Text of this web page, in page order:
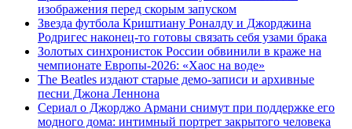
изображения перед скорым запуском
Звезда футбола Криштиану Роналду и Джорджина
Родригес наконец-то готовы связать себя узами брака
Золотых синхронисток России обвинили в краже на
чемпионате Европы-2026: «Хаос на воде»
The Beatles издают старые демо-записи и архивные
песни Джона Леннона
Сериал о Джорджо Армани снимут при поддержке его
модного дома: интимный портрет закрытого человека